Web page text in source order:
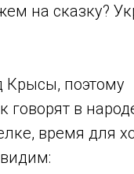
на сказку?
Крысы, поэтому
говорят в
время для